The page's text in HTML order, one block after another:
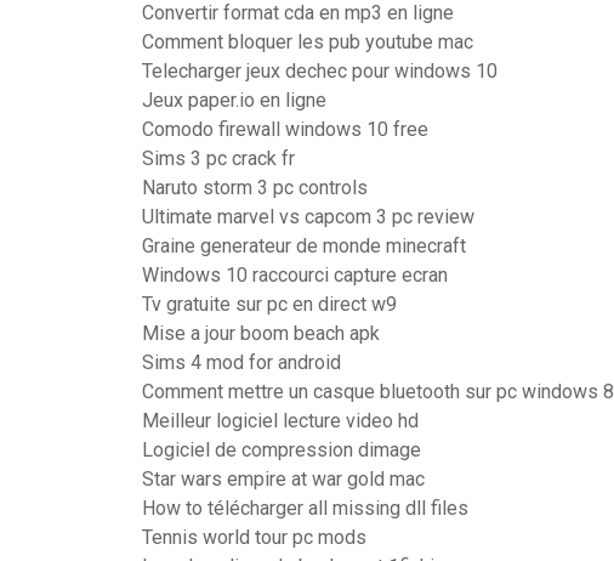
Convertir format cda en mp3 en ligne
Comment bloquer les pub youtube mac
Telecharger jeux dechec pour windows 10
Jeux paper.io en ligne
Comodo firewall windows 10 free
Sims 3 pc crack fr
Naruto storm 3 pc controls
Ultimate marvel vs capcom 3 pc review
Graine generateur de monde minecraft
Windows 10 raccourci capture ecran
Tv gratuite sur pc en direct w9
Mise a jour boom beach apk
Sims 4 mod for android
Comment mettre un casque bluetooth sur pc windows 8
Meilleur logiciel lecture video hd
Logiciel de compression dimage
Star wars empire at war gold mac
How to télécharger all missing dll files
Tennis world tour pc mods